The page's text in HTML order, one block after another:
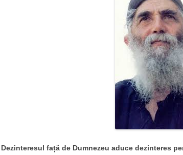
Dezinteresul față de Dumnezeu aduce dezinteres